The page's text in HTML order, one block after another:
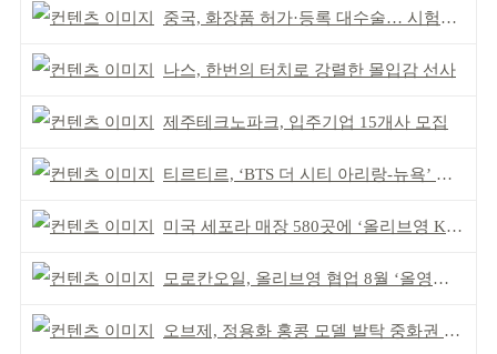
중국, 화장품 허가·등록 대수술… 시험자료 공용 허용
나스, 한번의 터치로 강렬한 몰입감 선사
제주테크노파크, 입주기업 15개사 모집
티르티르, ‘BTS 더 시티 아리랑-뉴욕’ 참여
미국 세포라 매장 580곳에 ‘올리브영 K뷰티에딧’ 론칭
모로칸오일, 올리브영 협업 8월 ‘올영픽’ 선정
오브제, 정용화 홍콩 모델 발탁 중화권 공략 강화